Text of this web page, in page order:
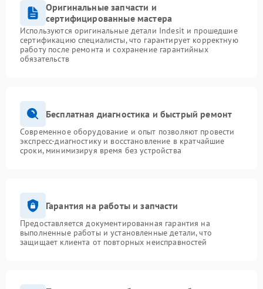
Оригинальные запчасти и
сертифицированные мастера
Используются оригинальные детали Indesit и прошедшие
сертификацию специалисты, что гарантирует корректную
работу после ремонта и сохранение гарантийных
обязательств
Бесплатная диагностика и быстрый ремонт
Современное оборудование и опыт позволяют провести
экспресс-диагностику и восстановление в кратчайшие
сроки, минимизируя время без устройства
Гарантия на работы и запчасти
Предоставляется документированная гарантия на
выполненные работы и установленные детали, что
защищает клиента от повторных неисправностей